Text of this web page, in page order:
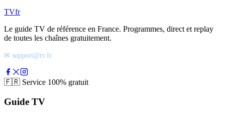
TVfr
Le guide TV de référence en France. Programmes, direct et replay
de toutes les chaînes gratuitement.
✉ support@tv.fr
🇫🇷 Service 100% gratuit
Guide TV